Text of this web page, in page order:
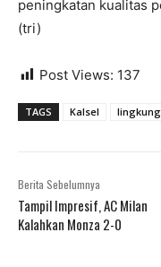
peningkatan kualitas
(tri)
Post Views: 137
TAGS Kalsel
Berita Sebelumnya
Tampil Impresif, AC Milan
Kalahkan Monza 2-0